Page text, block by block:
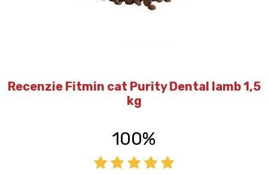
Recenzie Fitmin cat Purity Dental lamb 1,5
kg
100%